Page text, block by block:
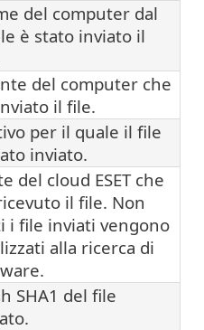
del computer dal
è stato inviato il
del computer che
il file.
per il quale il file
inviato.
del cloud ESET che
il file. Non
i file inviati vengono
alla ricerca di
SHA1 del file